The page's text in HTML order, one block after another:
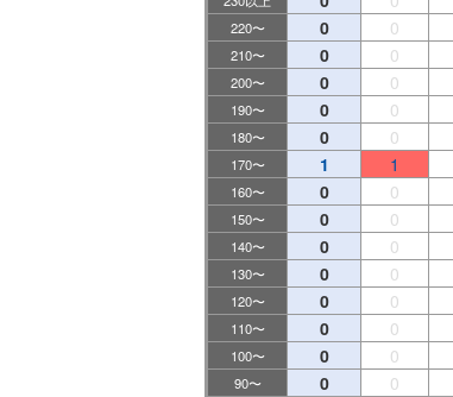
220〜 0 0
210〜 0 0
200〜 0 0
190〜 0 0
180〜 0 0
170〜 1 1
160〜 0 0
150〜 0 0
140〜 0 0
130〜 0 0
120〜 0 0
110〜 0 0
100〜 0 0
90〜 0 0